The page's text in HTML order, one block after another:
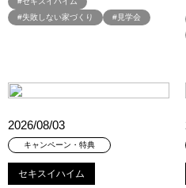
#レジリエンス住宅
#ワンちゃんネコちゃんとの暮らし
#世界に一つ風鈴・うちわ作り #中
#予約不要 #予約特
#失敗しない家づくり
#見学会
2026/08/03
キャンペーン・特典
セキスイハイム